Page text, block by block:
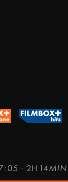
· 2H 14MIN